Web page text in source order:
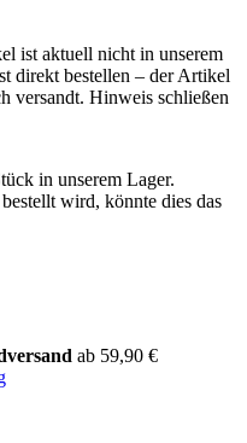
ist aktuell nicht in unserem
direkt bestellen – der Artikel
versandt. Hinweis schließen
in unserem Lager.
wird, könnte dies das
ab 59,90 €